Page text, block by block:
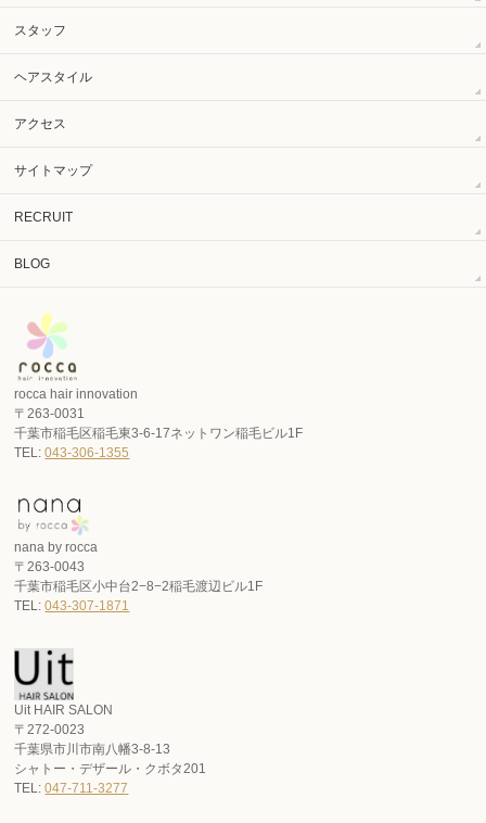
スタッフ
ヘアスタイル
アクセス
サイトマップ
RECRUIT
BLOG
rocca hair innovation
〒263-0031
千葉市稲毛区稲毛東3-6-17ネットワン稲毛ビル1F
TEL:043-306-1355
nana by rocca
〒263-0043
千葉市稲毛区小中台2−8−2稲毛渡辺ビル1F
TEL:043-307-1871
Uit HAIR SALON
〒272-0023
千葉県市川市南八幡3-8-13
シャトー・デザール・クボタ201
TEL:047-711-3277